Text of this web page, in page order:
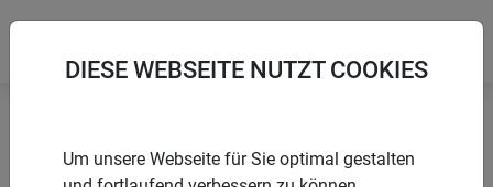
Startseite
Montagezubehör
Befestigungsband für Fliegengitter
DIESE WEBSEITE NUTZT COOKIES
Um unsere Webseite für Sie optimal gestalten